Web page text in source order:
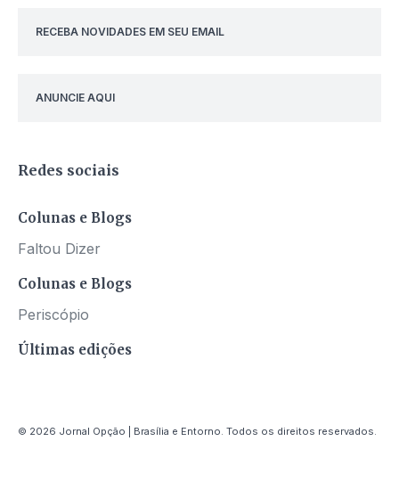
RECEBA NOVIDADES EM SEU EMAIL
ANUNCIE AQUI
Redes sociais
Colunas e Blogs
Faltou Dizer
Colunas e Blogs
Periscópio
Últimas edições
© 2026 Jornal Opção | Brasília e Entorno. Todos os direitos reservados.